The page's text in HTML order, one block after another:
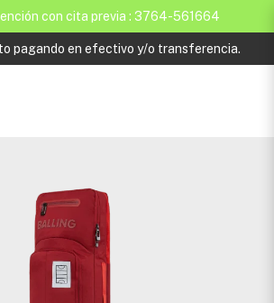
con cita previa : 3764-561664
pagando en efectivo y/o transferencia.